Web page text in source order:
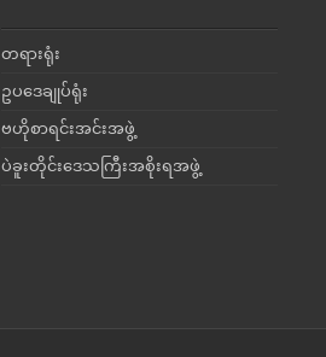
တရားရုံး
ဥပဒေချုပ်ရုံး
ဗဟိုစာရင်းအင်းအဖွဲ့
ပဲခူးတိုင်းဒေသကြီးအစိုးရအဖွဲ့